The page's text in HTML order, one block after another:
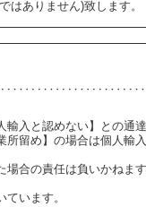
ありません)致します。
入と認めない】との通
留め】の場合は個人輸
合の責任は負いかねま
います。